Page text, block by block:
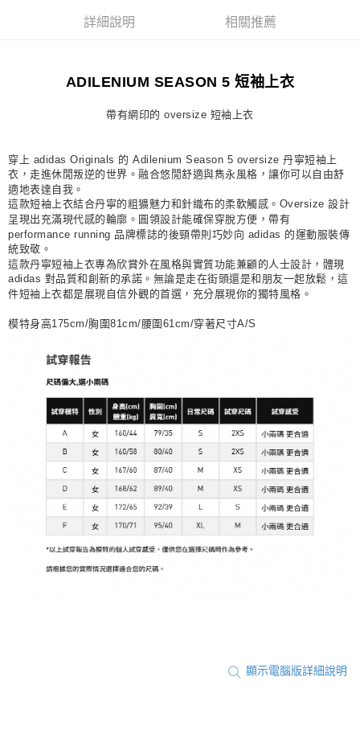
每筆NT$80，滿NT$1,500(含以上)免運費
每筆NT$80，滿NT$1,500(含以上)免運費
詳細說明 相關推薦
ADILENIUM SEASON 5 短袖上衣
帶有網印的 oversize 短袖上衣
穿上 adidas Originals 的 Adilenium Season 5 oversize 丹寧短袖上
衣，走進休閒叛逆的世界。融合悠閒舒適與雋永風格，讓你可以自由舒
適地表達自我。
這款短袖上衣結合丹寧的粗獷魅力和針織布的柔軟觸感。Oversize 設計
呈現出充滿現代感的輪廓。圓領設計能確保穿脫方便，帶有
performance running 品牌標誌的後頸帶則巧妙向 adidas 的運動服裝傳
統致敬。
這款丹寧短袖上衣專為欣賞外在風格與實質功能兼顧的人士設計，體現
adidas 對品質和創新的承諾。無論是走在街頭還是和朋友一起放鬆，這
件短袖上衣都是展現自信外觀的首選，充分展現你的獨特風格。
模特身高175cm/胸圍81cm/腰圍61cm/穿著尺寸A/S
顯示電腦版詳細說明